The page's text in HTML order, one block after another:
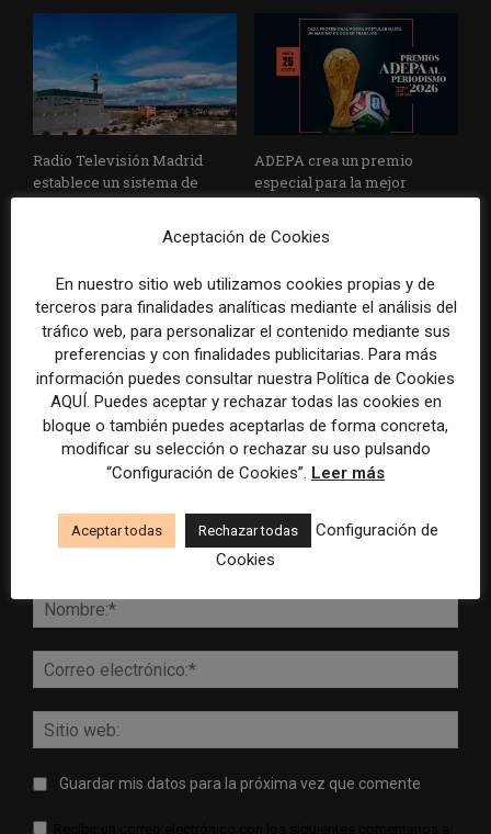
Radio Televisión Madrid
establece un sistema de
inteligencia artificial
ADEPA crea un premio
especial para la mejor
Mundial 2026
DEJA UNA RESPUESTA
web:
Guardar mis datos para la próxima vez que comente
Aceptación de Cookies
En nuestro sitio web utilizamos cookies propias y de
terceros para finalidades analíticas mediante el análisis del
tráfico web, para personalizar el contenido mediante sus
preferencias y con finalidades publicitarias. Para más
información puedes consultar nuestra Política de Cookies
AQUÍ. Puedes aceptar y rechazar todas las cookies en
bloque o también puedes aceptarlas de forma concreta,
modificar su selección o rechazar su uso pulsando
“Configuración de Cookies”. Leer más
Aceptar todas Rechazar todas
Configuración de
Cookies